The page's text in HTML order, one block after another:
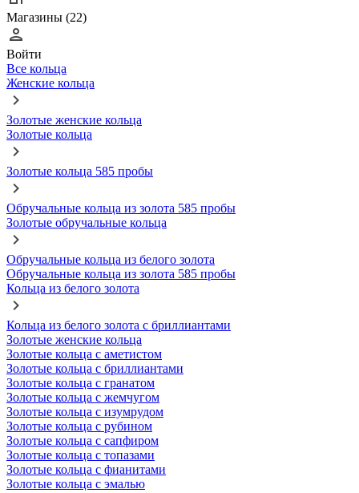
Магазины (22)
Войти
Все кольца
Женские кольца
Золотые женские кольца
Золотые кольца
Золотые кольца 585 пробы
Обручальные кольца из золота 585 пробы
Золотые обручальные кольца
Обручальные кольца из белого золота
Обручальные кольца из золота 585 пробы
Кольца из белого золота
Кольца из белого золота с бриллиантами
Золотые женские кольца
Золотые кольца с аметистом
Золотые кольца с бриллиантами
Золотые кольца с гранатом
Золотые кольца с жемчугом
Золотые кольца с изумрудом
Золотые кольца с рубином
Золотые кольца с сапфиром
Золотые кольца с топазами
Золотые кольца с фианитами
Золотые кольца с эмалью